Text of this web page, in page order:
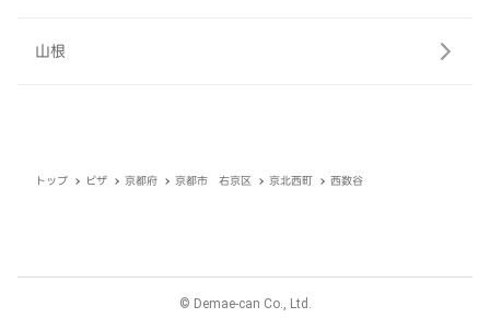
山根
トップ ピザ 京都府 京都市 右京区 京北西町 西数谷
© Demae-can Co., Ltd.